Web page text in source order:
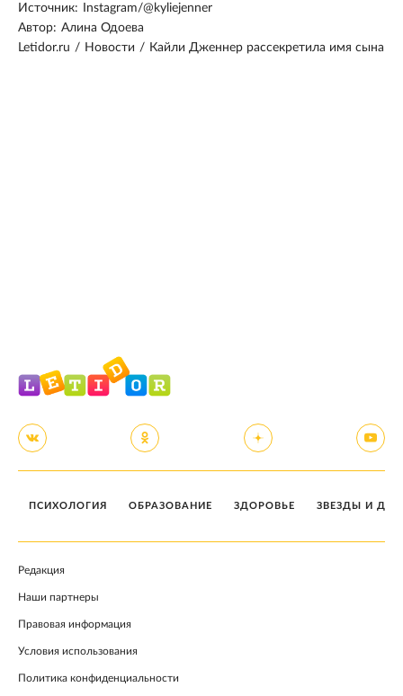
Источник:
Instagram/@kyliejenner
Автор: Алина Одоева
Letidor.ru / Новости / Кайли Дженнер рассекретила имя сына
ПСИХОЛОГИЯ ОБРАЗОВАНИЕ ЗДОРОВЬЕ ЗВЕЗДЫ И
Редакция
Наши партнеры
Правовая информация
Условия использования
Политика конфиденциальности